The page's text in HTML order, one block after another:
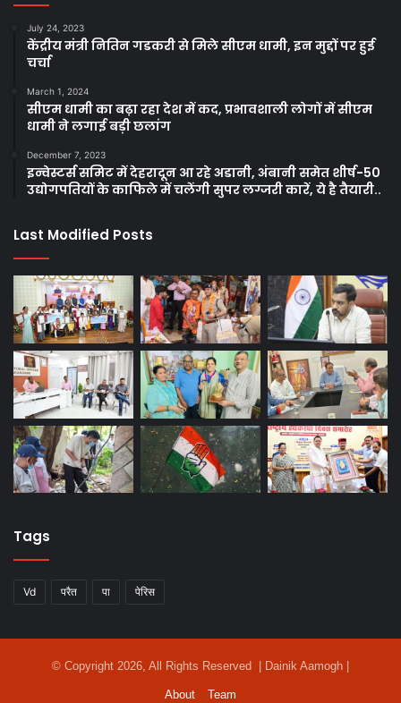
July 24, 2023
केंद्रीय मंत्री नितिन गडकरी से मिले सीएम धामी, इन मुद्दों पर हुई
चर्चा
March 1, 2024
सीएम धामी का बढ़ा रहा देश में कद, प्रभावशाली लोगों में सीएम
धामी ने लगाई बड़ी छलांग
December 7, 2023
इन्वेस्टर्स समिट में देहरादून आ रहे अडानी, अंबानी समेत शीर्ष-50
उद्योगपतियों के काफिले में चलेंगी सुपर लग्जरी कारें, ये है तैयारी..
Last Modified Posts
Tags
Vd परैत पा पेरिस
© Copyright 2026, All Rights Reserved | Dainik Aamogh |
About Team